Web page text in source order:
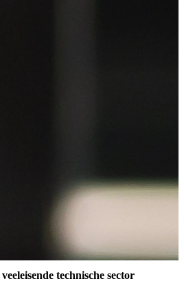
technische sector